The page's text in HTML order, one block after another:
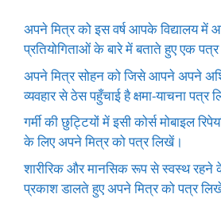
अपने मित्र को इस वर्ष आपके विद्यालय में
प्रतियोगिताओं के बारे में बताते हुए एक
अपने मित्र सोहन को जिसे आपने अपने
व्यवहार से ठेस पहुँचाई है क्षमा-याचना पत्र
गर्मी की छुट्टियों में इसी कोर्स मोबाइल
के लिए अपने मित्र को पत्र लिखें।
शारीरिक और मानसिक रूप से स्वस्थ रहने
प्रकाश डालते हुए अपने मित्र को पत्र